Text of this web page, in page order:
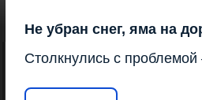
Не убран снег, яма на
Столкнулись с